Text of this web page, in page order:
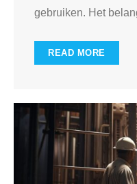
gebruiken. Het
READ MORE